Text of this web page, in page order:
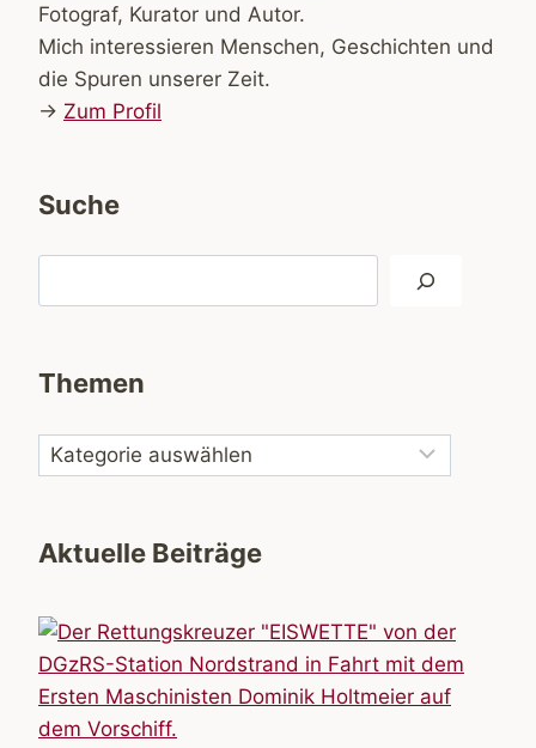
Fotograf, Kurator und Autor.
Mich interessieren Menschen, Geschichten und
die Spuren unserer Zeit.
→ Zum Profil
Suche
Themen
Aktuelle Beiträge